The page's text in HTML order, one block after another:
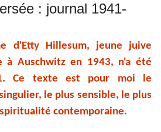
: journal 1941-
d'Etty Hillesum, jeune juive
à Auschwitz en 1943, n'a été
Ce texte est pour moi le
le plus sensible, le plus
contemporaine.